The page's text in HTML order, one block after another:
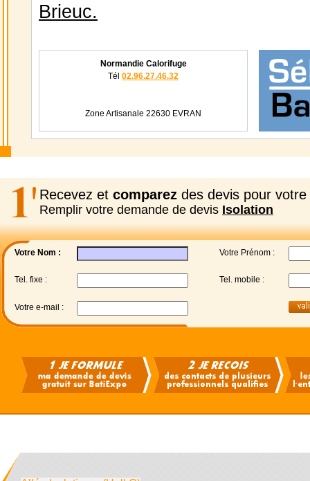
Brieuc.
Normandie Calorifuge
Tél 02.96.27.46.32
Zone Artisanale 22630 EVRAN
Recevez et comparez des devis pour votre
Remplir votre demande de devis Isolation
Votre Nom : Votre Prénom :
Tel. fixe : Tel. mobile :
Votre e-mail :